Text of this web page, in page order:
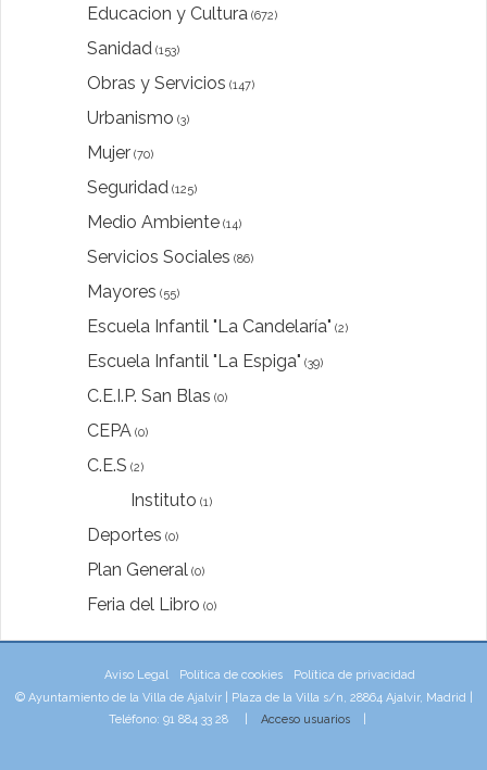
Educacion y Cultura (672)
Sanidad (153)
Obras y Servicios (147)
Urbanismo (3)
Mujer (70)
Seguridad (125)
Medio Ambiente (14)
Servicios Sociales (86)
Mayores (55)
Escuela Infantil "La Candelaría" (2)
Escuela Infantil "La Espiga" (39)
C.E.I.P. San Blas (0)
CEPA (0)
C.E.S (2)
Instituto (1)
Deportes (0)
Plan General (0)
Feria del Libro (0)
Aviso Legal Política de cookies
Política de privacidad
© Ayuntamiento de la Villa de Ajalvir | Plaza de la Villa s/n, 28864 Ajalvir, Madrid |
Teléfono: 91 884 33 28 | Acceso usuarios|